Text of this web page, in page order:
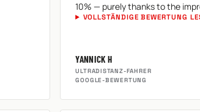
10% — purely thanks to the
VOLLSTÄNDIGE BEWERTUNG
YANNICK H
ULTRADISTANZ-FAHRER
GOOGLE-BEWERTUNG